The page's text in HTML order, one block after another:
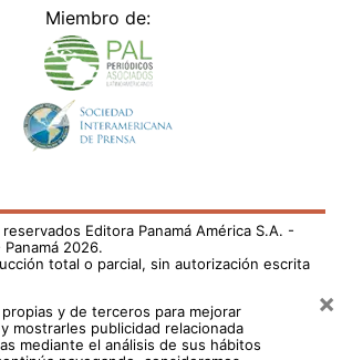
Miembro de:
Editora Panamá América S.A. -
2026.
total o parcial, sin autorización escrita
y de terceros para mejorar
mostrarles publicidad relacionada
mediante el análisis de sus hábitos
×